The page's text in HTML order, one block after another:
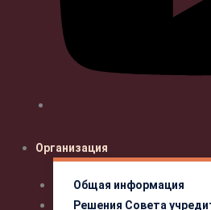
Организация
Общая информация
Решения Совета